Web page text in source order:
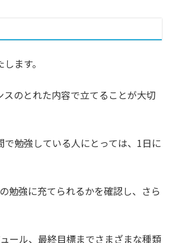
ます。
のとれた内容で立てることが大切
勉強している人にとっては、1日に
勉強に充てられるかを確認し、さら
ール、最終目標までさまざまな種類